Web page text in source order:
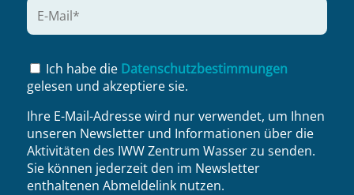
Ich habe die Datenschutzbestimmungen
gelesen und akzeptiere sie.
Ihre E-Mail-Adresse wird nur verwendet, um Ihnen
unseren Newsletter und Informationen über die
Aktivitäten des IWW Zentrum Wasser zu senden.
Sie können jederzeit den im Newsletter
enthaltenen Abmeldelink nutzen.